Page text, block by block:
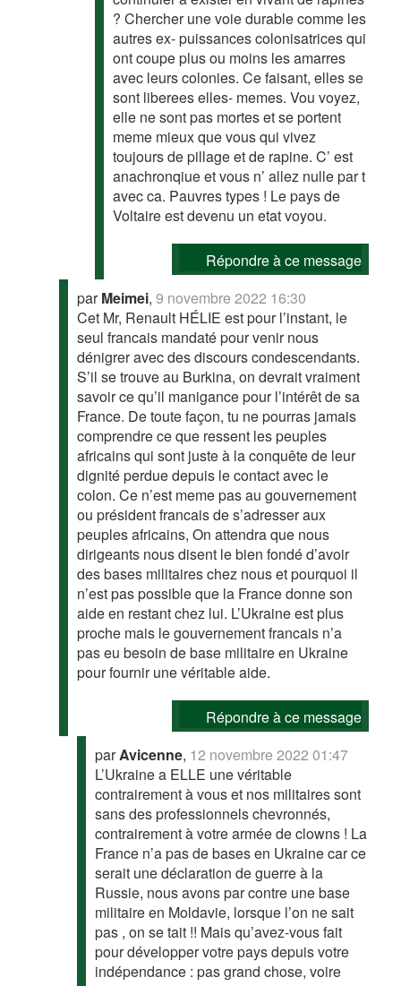
? Chercher une voie durable comme les
autres ex- puissances colonisatrices qui
ont coupe plus ou moins les amarres
avec leurs colonies. Ce faisant, elles se
sont liberees elles- memes. Vou voyez,
elle ne sont pas mortes et se portent
meme mieux que vous qui vivez
toujours de pillage et de rapine. C’ est
anachronqiue et vous n’ allez nulle par t
avec ca. Pauvres types ! Le pays de
Voltaire est devenu un etat voyou.
Répondre à ce message
parMeimei,9 novembre 2022 16:30
Cet Mr, Renault HÉLIE est pour l’instant, le
seul francais mandaté pour venir nous
dénigrer avec des discours condescendants.
S’il se trouve au Burkina, on devrait vraiment
savoir ce qu’il manigance pour l’intérêt de sa
France. De toute façon, tu ne pourras jamais
comprendre ce que ressent les peuples
africains qui sont juste à la conquête de leur
dignité perdue depuis le contact avec le
colon. Ce n’est meme pas au gouvernement
ou président francais de s’adresser aux
peuples africains, On attendra que nous
dirigeants nous disent le bien fondé d’avoir
des bases militaires chez nous et pourquoi il
n’est pas possible que la France donne son
aide en restant chez lui. L’Ukraine est plus
proche mais le gouvernement francais n’a
pas eu besoin de base militaire en Ukraine
pour fournir une véritable aide.
Répondre à ce message
parAvicenne, 12 novembre 2022 01:47
L’Ukraine a ELLE une véritable
contrairement à vous et nos militaires sont
sans des professionnels chevronnés,
contrairement à votre armée de clowns ! La
France n’a pas de bases en Ukraine car ce
serait une déclaration de guerre à la
Russie, nous avons par contre une base
militaire en Moldavie, lorsque l’on ne sait
pas , on se tait !! Mais qu’avez-vous fait
pour développer votre pays depuis votre
indépendance : pas grand chose, voire